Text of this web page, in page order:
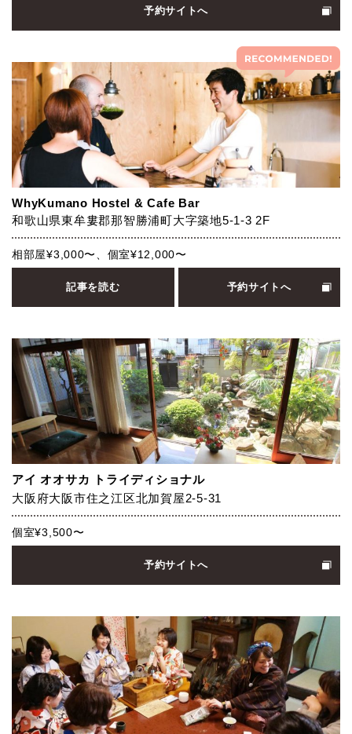
予約サイトへ
WhyKumano Hostel & Cafe Bar
和歌山県東牟婁郡那智勝浦町大字築地5-1-3 2F
相部屋¥3,000〜、個室¥12,000〜
記事を読む 予約サイトへ
アイ オオサカ トライディショナル
大阪府大阪市住之江区北加賀屋2-5-31
個室¥3,500〜
予約サイトへ